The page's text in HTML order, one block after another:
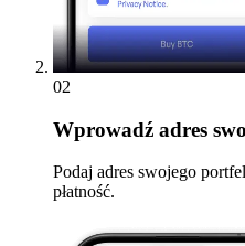
02
Wprowadź adres
Podaj adres swojego
płatność.